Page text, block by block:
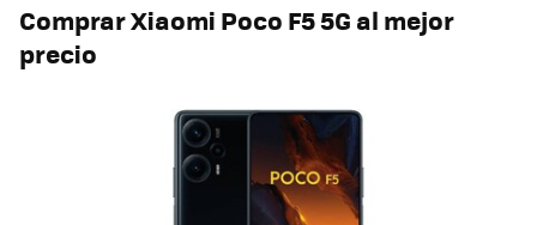
Comprar Xiaomi Poco F5 5G al mejor
precio